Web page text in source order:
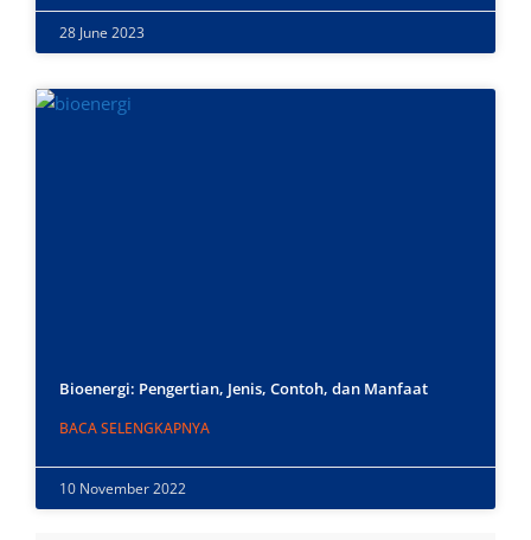
28 June 2023
Bioenergi: Pengertian, Jenis, Contoh, dan Manfaat
BACA SELENGKAPNYA
10 November 2022